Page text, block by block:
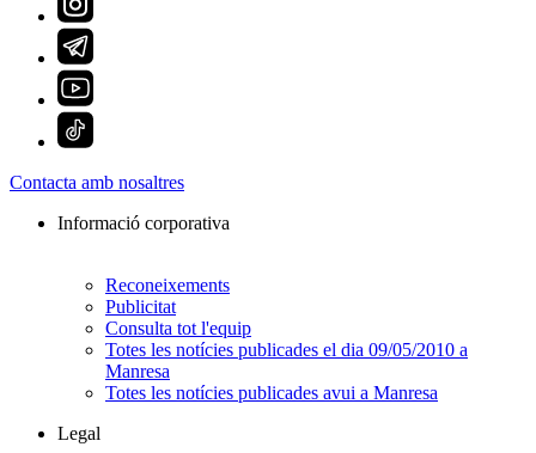
Contacta amb nosaltres
Informació corporativa
Reconeixements
Publicitat
Consulta tot l'equip
Totes les notícies publicades el dia 09/05/2010 a
Manresa
Totes les notícies publicades avui a Manresa
Legal